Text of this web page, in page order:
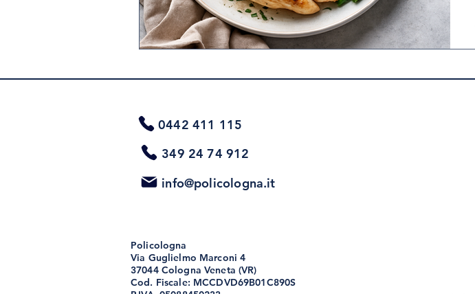
0442 411 115
info@policologna.it
349 24 74 912
Policologna
Via Guglielmo Marconi 4
37044 Cologna Veneta (VR)
Cod. Fiscale: MCCDVD69B01C890S